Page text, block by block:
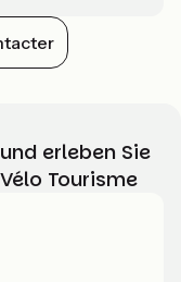
erleben Sie
Tourisme